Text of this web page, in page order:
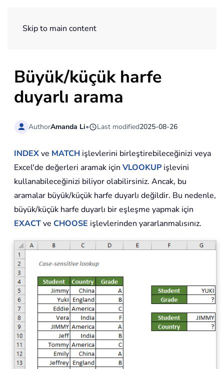
Skip to main content
Büyük/küçük harfe
duyarlı arama
AuthorAmanda Li• Last modified2025-08-26
INDEXve MATCH işlevlerini birleştirebileceğinizi veya
Excel'de değerleri aramak için VLOOKUP işlevini
kullanabileceğinizi biliyor olabilirsiniz. Ancak, bu
aramalar büyük/küçük harfe duyarlı değildir. Bu nedenle,
büyük/küçük harfe duyarlı bir eşleşme yapmak için
EXACTve CHOOSE işlevlerinden yararlanmalısınız.